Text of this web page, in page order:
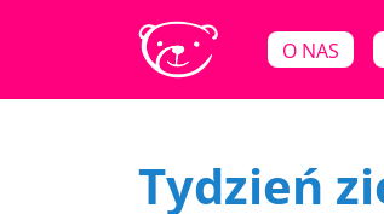
O NAS
Tydzień